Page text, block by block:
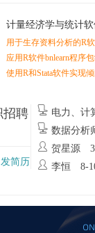
计量经济学与统计
（7）
用于生存资料分析的R
CutpointsOEHR包
应用R软件bnlearn程序包
贝叶斯网络
使用R和Stata软件实现
招聘
发简历
电力、计
州 数据分析
贺星源
李恒 8-